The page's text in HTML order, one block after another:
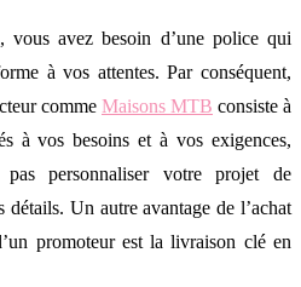
vous avez besoin d’une police qui
à vos attentes. Par conséquent,
comme Maisons MTB consiste à
à vos besoins et à vos exigences,
personnaliser votre projet de
Un autre avantage de l’achat
promoteur est la livraison clé en